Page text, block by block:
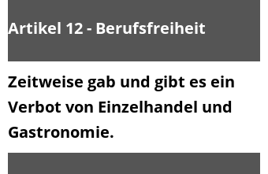
Artikel 12 - Berufsfreiheit
Zeitweise gab und gibt es ein
Verbot von Einzelhandel und
Gastronomie.